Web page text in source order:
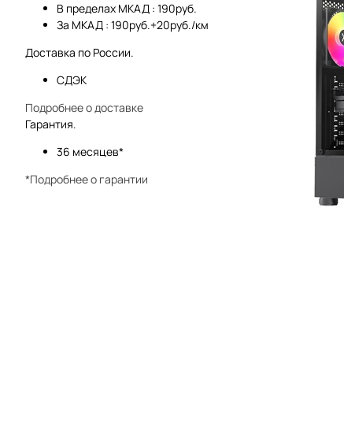
В пределах МКАД : 190руб.
За МКАД : 190руб.+20руб./км
Доставка по России.
СДЭК
Подробнее о доставке
Гарантия.
36 месяцев*
*Подробнее о гарантии